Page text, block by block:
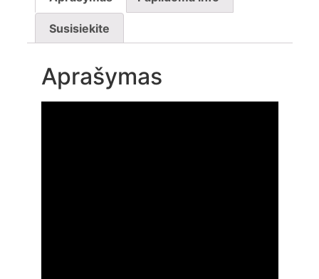
Susisiekite
Aprašymas